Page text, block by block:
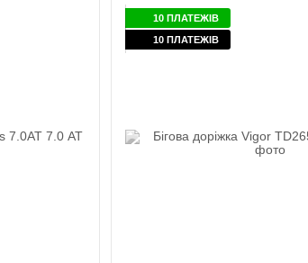
10 ПЛАТЕЖІВ
10 ПЛАТЕЖІВ